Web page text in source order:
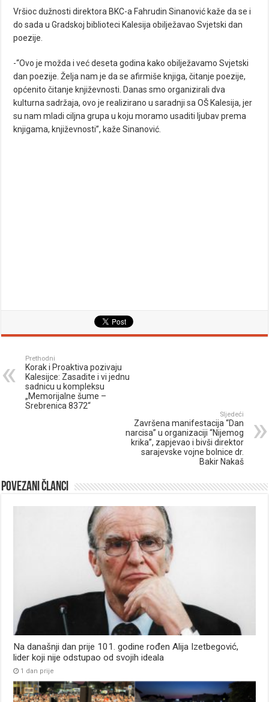
Vršioc dužnosti direktora BKC-a Fahrudin Sinanović kaže da se i
do sada u Gradskoj biblioteci Kalesija obilježavao Svjetski dan
poezije.
-“Ovo je možda i već deseta godina kako obilježavamo Svjetski
dan poezije. Želja nam je da se afirmiše knjiga, čitanje poezije,
općenito čitanje književnosti. Danas smo organizirali dva
kulturna sadržaja, ovo je realizirano u saradnji sa OŠ Kalesija, jer
su nam mladi ciljna grupa u koju moramo usaditi ljubav prema
knjigama, književnosti”, kaže Sinanović.
Prethodni
Korak i Proaktiva pozivaju
Kalesijce: Zasadite i vi jednu
sadnicu u kompleksu
„Memorijalne šume –
Srebrenica 8372“
Sljedeći
Završena manifestacija “Dan
narcisa” u organizaciji “Nijemog
krika”, zapjevao i bivši direktor
sarajevske vojne bolnice dr.
Bakir Nakaš
Povezani članci
Na današnji dan prije 101. godine rođen Alija Izetbegović,
lider koji nije odstupao od svojih ideala
1 dan prije